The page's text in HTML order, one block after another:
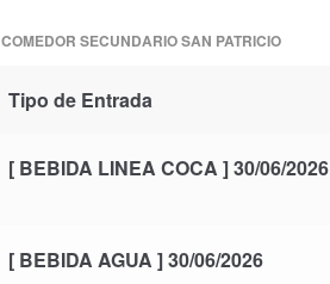
COMEDOR SECUNDARIO SAN PATRICIO
Tipo de Entrada
[ BEBIDA LINEA COCA ] 30/06/2026
[ BEBIDA AGUA ] 30/06/2026